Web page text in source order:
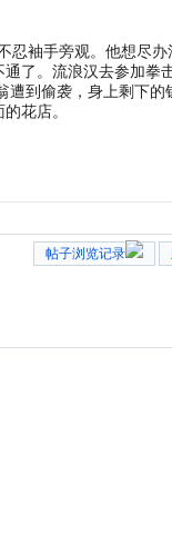
袖手旁观。他想尽办
了。流浪汉去参加拳
到偷袭，身上剩下
花店。
帖子浏览记录